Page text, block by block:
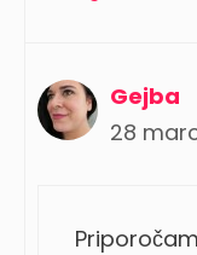
Gejba
28